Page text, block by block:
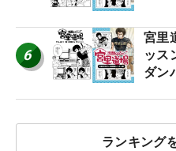
6
宮里
ッス
ダン
ランキング